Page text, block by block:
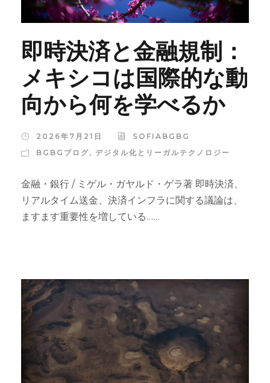
即時決済と金融規制：
メキシコは国際的な動
向から何を学べるか
2026年7月21日
SOFIABGBG
BGBGブログ, デジタル化とリーガルテクノロジー
金融・銀行 / ミゲル・ガヤルド・ゲラ著 即時決済、
リアルタイム送金、決済インフラに関する議論は、
ますます重要性を増している……